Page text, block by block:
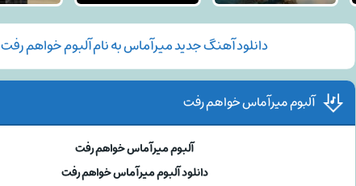
دانلود آهنگ جدید میرآماس به نام آلبوم خواهم رفت
آلبوم میرآماس خواهم رفت
آلبوم میرآماس خواهم رفت
دانلود آلبوم میرآماس خواهم رفت